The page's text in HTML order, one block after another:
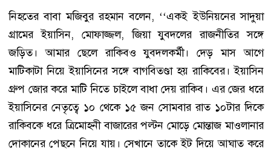
নিহতের বাবা মজিবুর রহমান বলেন, ‘‘একই ইউনিয়নের সাদুয়া
গ্রামের ইয়াসিন, মোফাজ্জল, জিয়া যুবদলের রাজনীতির সঙ্গে
জড়িত। আমার ছেলে রাকিবও যুবদলকর্মী। দেড় মাস আগে
মাটিকাটা নিয়ে ইয়াসিনের সঙ্গে বাগবিতণ্ডা হয় রাকিবের। ইয়াসিন
গ্রুপ জোর করে মাটি নিতে চাইলে বাধা দেয় রাকিব। এর জের ধরে
ইয়াসিনের নেতৃত্বে ১০ থেকে ১৫ জন সোমবার রাত ১০টার দিকে
রাকিবকে ধরে ত্রিমোহনী বাজারের পল্টন মোড়ে মোন্তাজ মাওলানার
দোকানের পেছনে নিয়ে যায়। সেখানে তাকে ইট দিয়ে আঘাত করে